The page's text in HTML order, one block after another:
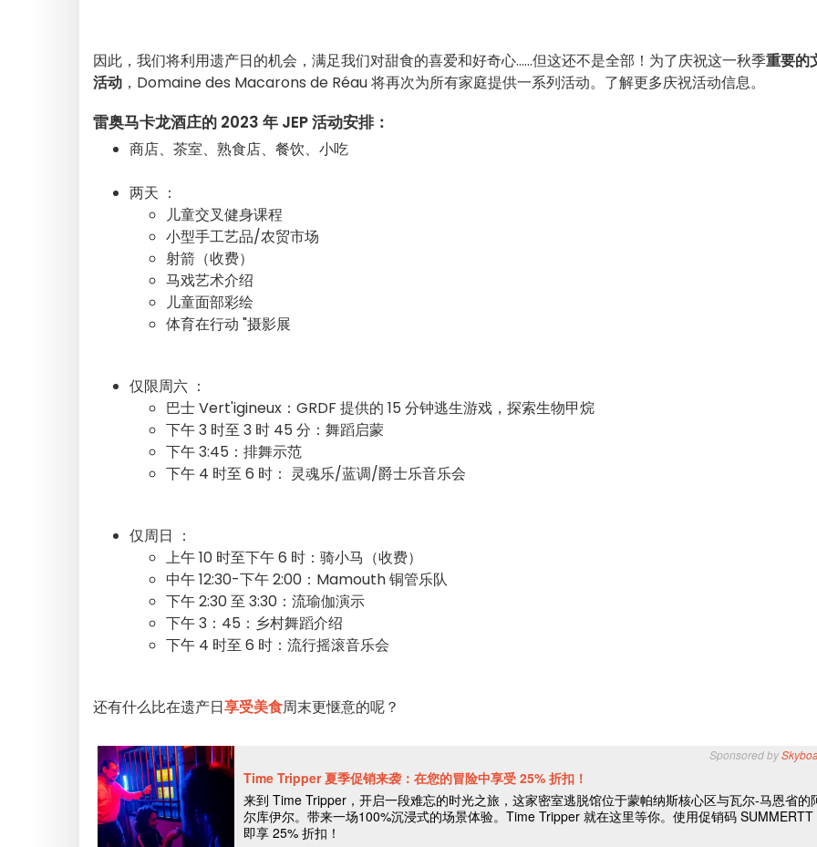
因此，我们将利用遗产日的机会，满足我们对甜食的喜爱和好奇心......但这还不是全部！为了庆祝这一秋季重要的
活动 ，Domaine des Macarons de Réau 将再次为所有家庭提供一系列活动。了解更多庆祝活动信息。
雷奥马卡龙酒庄的 2023 年 JEP 活动安排：
商店、茶室、熟食店、餐饮、小吃
两天 ：
儿童交叉健身课程
小型手工艺品/农贸市场
射箭（收费）
马戏艺术介绍
儿童面部彩绘
体育在行动 "摄影展
仅限周六 ：
巴士 Vert'igineux：GRDF 提供的 15 分钟逃生游戏，探索生物甲烷
下午 3 时至 3 时 45 分：舞蹈启蒙
下午 3:45：排舞示范
下午 4 时至 6 时： 灵魂乐/蓝调/爵士乐音乐会
仅周日 ：
上午 10 时至下午 6 时：骑小马（收费）
中午 12:30-下午 2:00：Mamouth 铜管乐队
下午 2:30 至 3:30：流瑜伽演示
下午 3：45：乡村舞蹈介绍
下午 4 时至 6 时：流行摇滚音乐会
还有什么比在遗产日享受美食周末更惬意的呢？